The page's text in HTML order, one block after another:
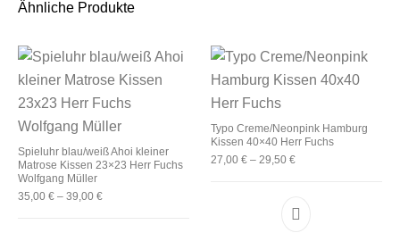
Ähnliche Produkte
Spieluhr blau/weiß Ahoi kleiner
Matrose Kissen 23×23 Herr Fuchs
Wolfgang Müller
35,00€ –39,00€
Typo Creme/Neonpink Hamburg
Kissen 40×40 Herr Fuchs
27,00 € – 29,50 €
Dieses Produkt